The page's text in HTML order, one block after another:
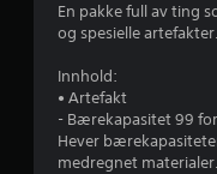
En pakke full av ting
og spesielle artefakter.
Innhold:
• Artefakt
- Bærekapasitet 99
Hever
medregnet materialer.